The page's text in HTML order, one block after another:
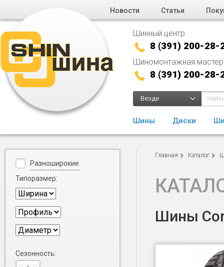
Новости Статьи
Шинный центр
8 (391) 200-28-
Шиномонтажная
8 (391) 200-28-
Везде
Шины Диски
Главная Каталог
Шины
Разноширокие
Типоразмер:
Сезонность: